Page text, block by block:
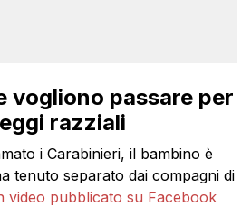
vogliono passare per
razziali
i Carabinieri, il bambino è
tenuto separato dai compagni di
video pubblicato su Facebook